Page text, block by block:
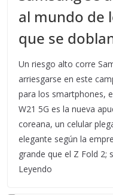
al mundo de
que se
Un riesgo alto corre
arriesgarse en este
para los smartphones,
W21 5G es la nueva
coreana, un celular
elegante según la
grande que el Z Fold 2;
Leyendo